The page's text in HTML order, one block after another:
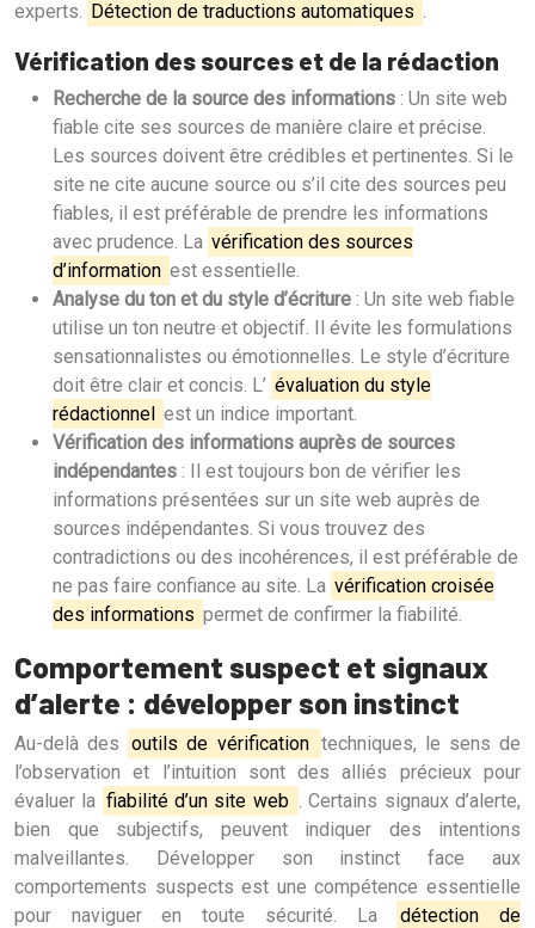
experts. Détection de traductions automatiques
Vérification des sources et de la rédaction
Recherche de la source des informations : Un site web
fiable cite ses sources de manière claire et précise.
Les sources doivent être crédibles et pertinentes. Si le
site ne cite aucune source ou s’il cite des sources peu
fiables, il est préférable de prendre les informations
avec prudence. La vérification des sources
d’information est essentielle.
Analyse du ton et du style d’écriture : Un site web fiable
utilise un ton neutre et objectif. Il évite les formulations
sensationnalistes ou émotionnelles. Le style d’écriture
doit être clair et concis. L’ évaluation du style
rédactionnel est un indice important.
Vérification des informations auprès de sources
indépendantes : Il est toujours bon de vérifier les
informations présentées sur un site web auprès de
sources indépendantes. Si vous trouvez des
contradictions ou des incohérences, il est préférable de
ne pas faire confiance au site. La vérification croisée
des informations permet de confirmer la fiabilité.
Comportement suspect et signaux
d’alerte : développer son instinct
Au-delà des outils de vérification techniques, le sens de
l’observation et l’intuition sont des alliés précieux pour
évaluer la fiabilité d’un site web
. Certains signaux d’alerte,
bien que subjectifs, peuvent indiquer des intentions
malveillantes. Développer son instinct face aux
comportements suspects est une compétence essentielle
pour naviguer en toute sécurité. La
détection de